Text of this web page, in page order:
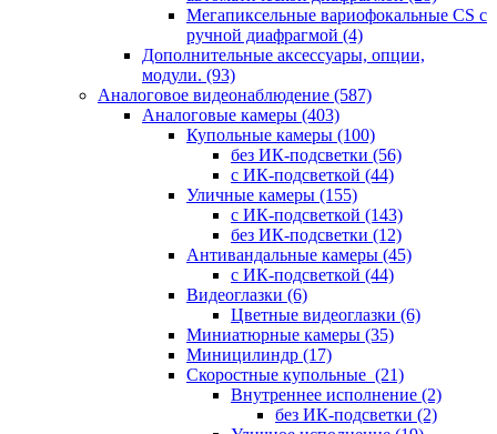
Мегапиксельные вариофокальные CS c
ручной диафрагмой (4)
Дополнительные аксессуары, опции,
модули. (93)
Аналоговое видеонаблюдение (587)
Аналоговые камеры (403)
Купольные камеры (100)
без ИК-подсветки (56)
с ИК-подсветкой (44)
Уличные камеры (155)
с ИК-подсветкой (143)
без ИК-подсветки (12)
Антивандальные камеры (45)
с ИК-подсветкой (44)
Видеоглазки (6)
Цветные видеоглазки (6)
Миниатюрные камеры (35)
Миницилиндр (17)
Скоростные купольные (21)
Внутреннее исполнение (2)
без ИК-подсветки (2)